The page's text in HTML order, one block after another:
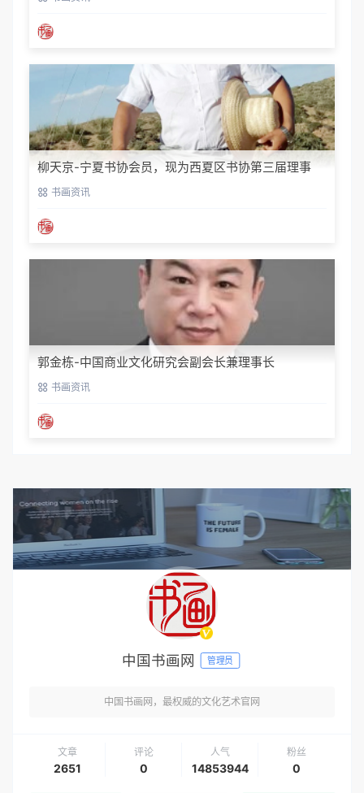
柳天京-宁夏书协会员，现为西夏区书协第三届理事
书画资讯
郭金栋-中国商业文化研究会副会长兼理事长
书画资讯
中国书画网 管理员
中国书画网，最权威的文化艺术官网
文章
2651
评论
0
人气
14853944
粉丝
0